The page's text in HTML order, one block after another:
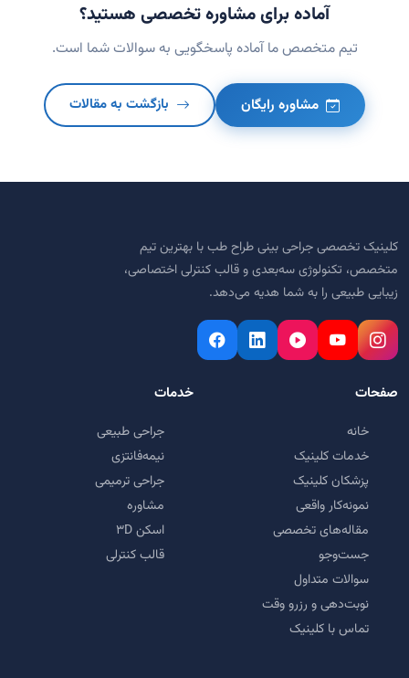
آماده برای مشاوره تخصصی هستید؟
تیم متخصص ما آماده پاسخگویی به سوالات شما است.
مشاوره رایگان بازگشت به مقالات
کلینیک تخصصی جراحی بینی طراح طب با بهترین تیم
متخصص، تکنولوژی سه‌بعدی و قالب کنترلی اختصاصی،
زیبایی طبیعی را به شما هدیه می‌دهد.
صفحات
خانه
خدمات کلینیک
پزشکان کلینیک
نمونه‌کار واقعی
مقاله‌های تخصصی
جست‌وجو
سوالات متداول
نوبت‌دهی و رزرو وقت
تماس با کلینیک
خدمات
جراحی طبیعی
نیمه‌فانتزی
جراحی ترمیمی
مشاوره
اسکن ۳D
قالب کنترلی